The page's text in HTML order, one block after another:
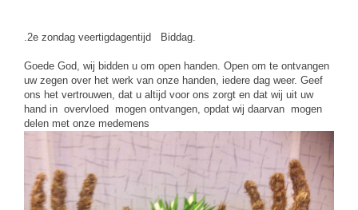
.2e zondag veertigdagentijd Biddag.
Goede God, wij bidden u om open handen. Open om te ontvangen
uw zegen over het werk van onze handen, iedere dag weer. Geef
ons het vertrouwen, dat u altijd voor ons zorgt en dat wij uit uw
hand in overvloed mogen ontvangen, opdat wij daarvan mogen
delen met onze medemens